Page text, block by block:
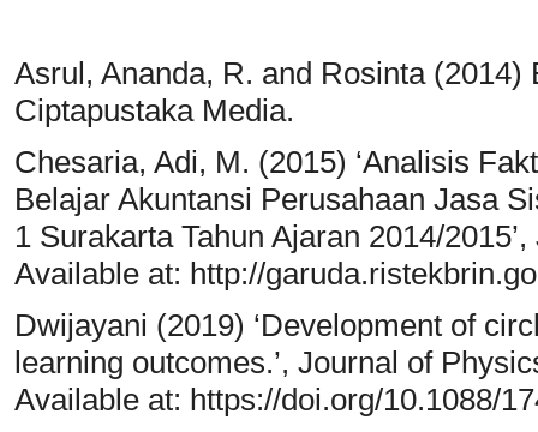
Asrul, Ananda, R. and Rosinta (2014)
Ciptapustaka Media.
Chesaria, Adi, M. (2015) ‘Analisis
Belajar Akuntansi Perusahaan Jasa
1 Surakarta Tahun Ajaran 2014/
Available at: http://
Dwijayani (2019) ‘Development of
learning outcomes.’, Journal of
Available at: https://doi.org/10.1088/